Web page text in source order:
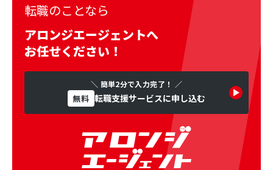
転職のことなら
アロンジエージェントへ
お任せください！
＼ 簡単2分で入力完了！ ／
無料 転職支援サービスに申し込む